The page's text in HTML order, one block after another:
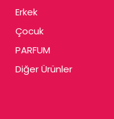
Erkek
Çocuk
PARFUM
Diğer Ürünler